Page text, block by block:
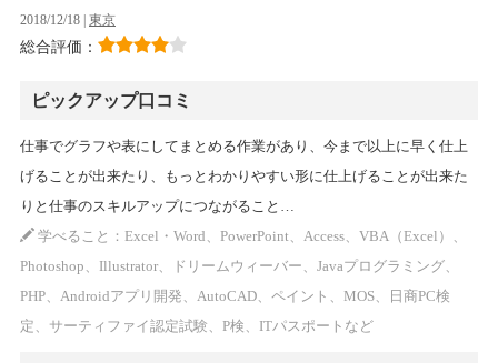
2018/12/18 | 東京
総合評価：
ピックアップ口コミ
仕事でグラフや表にしてまとめる作業があり、今まで以上に早く仕上
げることが出来たり、もっとわかりやすい形に仕上げることが出来た
りと仕事のスキルアップにつながること…
学べること：Excel・Word、PowerPoint、Access、VBA（Excel）、
Photoshop、Illustrator、ドリームウィーバー、Javaプログラミング、
PHP、Androidアプリ開発、AutoCAD、ペイント、MOS、日商PC検
定、サーティファイ認定試験、P検、ITパスポートなど